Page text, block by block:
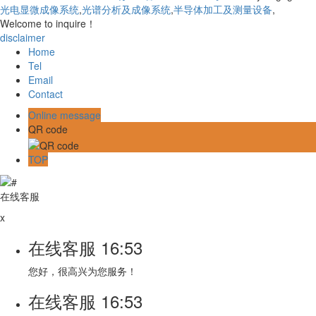
光电显微成像系统,光谱分析及成像系统,半导体加工及测量设备,
Welcome to inquire！
disclaimer
Home
Tel
Email
Contact
Online message
QR code
TOP
在线客服
x
在线客服 16:53
您好，很高兴为您服务！
在线客服 16:53